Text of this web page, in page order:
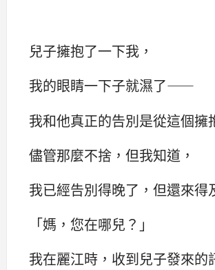
兒子擁抱了一下我，
我的眼睛一下子就濕了——
我和他真正的告別是從這個擁
儘管那麼不捨，但我知道，
我已經告別得晚了，但還來得
‌‌「媽，您在哪兒？‌‌」
我在麗江時，收到兒子發來的